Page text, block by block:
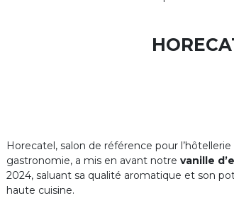
Horecatel, salon de référence pour l’hôtellerie
gastronomie, a mis en avant notre vanille
2024, saluant sa qualité aromatique et son
haute cuisine.